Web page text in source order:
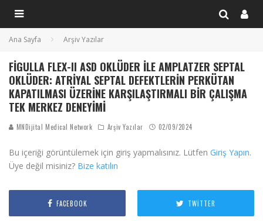
Ana Sayfa Arşiv Yazılar
FIGULLA FLEX-II ASD OKLÜDER ILE AMPLATZER SEPTAL
OKLÜDER: ATRIYAL SEPTAL DEFEKTLERIN PERKÜTAN
KAPATILMASI ÜZERINE KARŞILAŞTIRMALI BIR ÇALIŞMA
TEK MERKEZ DENEYIMI
MNDijital Medical Network Arşiv Yazılar 02/09/2024
Bu içeriği görüntülemek için giriş yapmalısınız. Lütfen Giriş Yapın.
Üye değil misiniz? Bize katılın
FACEBOOK TWITTER